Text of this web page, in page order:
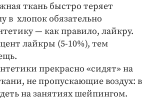
ткань быстро теряет
в хлопок обязательно
— как правило, лайкру.
лайкры (5-10%), тем
прекрасно «сидят» на
не пропускающие воздух: в
на занятиях шейпингом.